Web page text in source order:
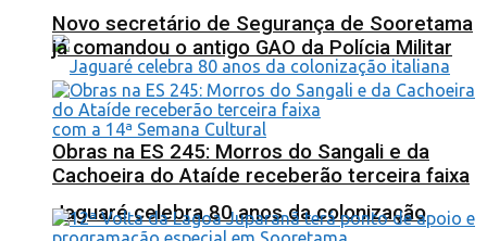
Jaguaré celebra 80 anos da colonização
Novo secretário de Segurança de Sooretama
já comandou o antigo GAO da Polícia Militar
Obras na ES 245: Morros do Sangali e da
Cachoeira do Ataíde receberão terceira faixa